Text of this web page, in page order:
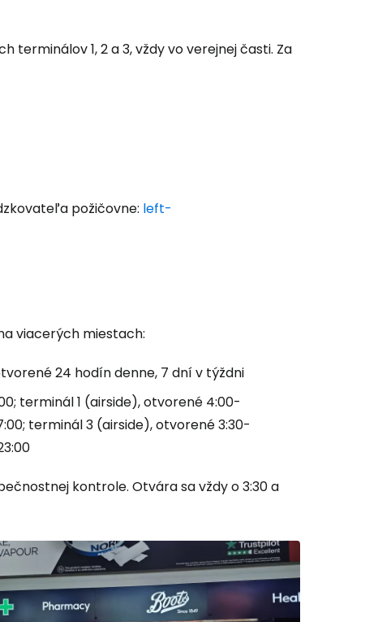
terminálov 1, 2 a 3, vždy vo verejnej časti. Za
požičovne: left-
viacerých miestach:
24 hodín denne, 7 dní v týždni
terminál 1 (airside), otvorené 4:00-
terminál 3 (airside), otvorené 3:30-
kontrole. Otvára sa vždy o 3:30 a
do služby
so službou Google